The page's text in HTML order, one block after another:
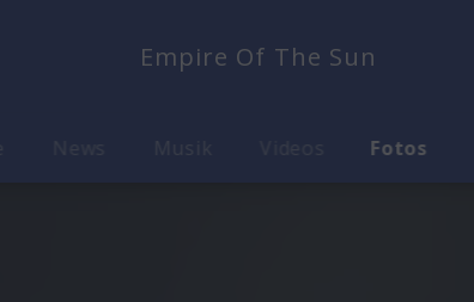
Empire Of The Sun
Musik Fotos